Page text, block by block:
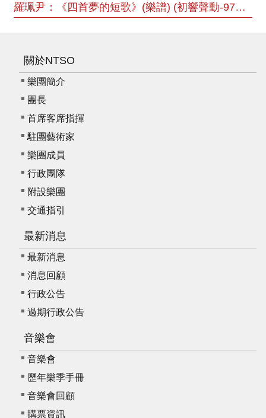
羅珮尹：《四首夢的短歌》(樂譜) (初響聲動-97年度駐團藝術家作品暨鼓勵創作獲選作品)
關於NTSO
樂團簡介
團長
首席客席指揮
駐團藝術家
樂團成員
行政團隊
附設樂團
交通指引
最新消息
最新消息
消息回顧
行政公告
過期行政公告
音樂會
音樂會
歷年樂季手冊
音樂會回顧
購票資訊